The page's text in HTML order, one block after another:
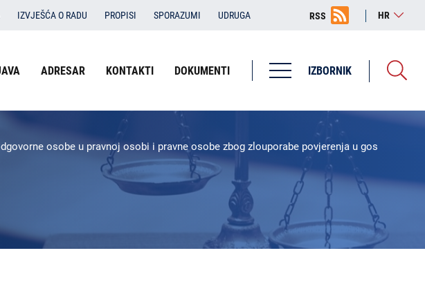
IZVJEŠĆA O RADU PROPISI SPORAZUMI UDRUGA HR
RSS
IZBORNIK
Županijska državna odvjetništva
ŽDO Bjelovar
ŽDO Dubrovnik
ŽDO Karlovac
ŽDO Pula - Pola
ADRESAR KONTAKTI DOKUMENTI
osobe u pravnoj osobi i pravne osobe zbog zlouporabe povjerenja u